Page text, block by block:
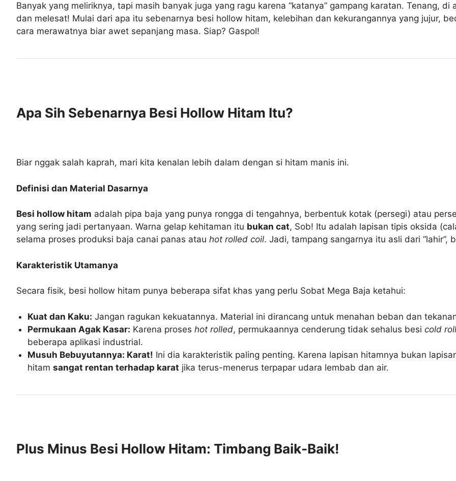
Banyak yang meliriknya, tapi masih banyak juga yang ragu karena “katanya” gampang karatan. Tenang,
dan melesat! Mulai dari apa itu sebenarnya besi hollow hitam, kelebihan dan kekurangannya yang jujur,
cara merawatnya biar awet sepanjang masa. Siap? Gaspol!
Apa Sih Sebenarnya Besi Hollow Hitam Itu?
Biar nggak salah kaprah, mari kita kenalan lebih dalam dengan si hitam manis ini.
Definisi dan Material Dasarnya
Besi hollow hitam adalah pipa baja yang punya rongga di tengahnya, berbentuk kotak (persegi) atau
yang sering jadi pertanyaan. Warna gelap kehitaman itu bukan cat, Sob! Itu adalah lapisan tipis oksida
selama proses produksi baja canai panas atau hot rolled coil. Jadi, tampang sangarnya itu asli dari “lahir”,
Karakteristik Utamanya
Secara fisik, besi hollow hitam punya beberapa sifat khas yang perlu Sobat Mega Baja ketahui:
Kuat dan Kaku: Jangan ragukan kekuatannya. Material ini dirancang untuk menahan beban dan
Permukaan Agak Kasar: Karena proseshot rolled, permukaannya cenderung tidak sehalus besicold
beberapa aplikasi industrial.
Musuh Bebuyutannya: Karat! Ini dia karakteristik paling penting. Karena lapisan hitamnya bukan
hitamsangat rentan terhadap karat jika terus-menerus terpapar udara lembab dan air.
Plus Minus Besi Hollow Hitam: Timbang Baik-Baik!